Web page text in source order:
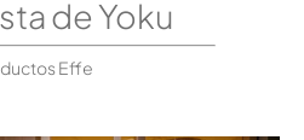
de Yoku
Effe